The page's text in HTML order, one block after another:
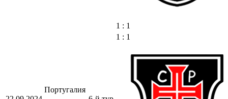
1 : 1
Португалия
1 : 1